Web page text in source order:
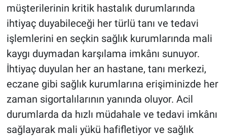
müşterilerinin kritik hastalık durumlarında
ihtiyaç duyabileceği her türlü tanı ve tedavi
işlemlerini en seçkin sağlık kurumlarında mali
kaygı duymadan karşılama imkânı sunuyor.
İhtiyaç duyulan her an hastane, tanı merkezi,
eczane gibi sağlık kurumlarına erişiminizde her
zaman sigortalılarının yanında oluyor. Acil
durumlarda da hızlı müdahale ve tedavi imkânı
sağlayarak mali yükü hafifletiyor ve sağlık